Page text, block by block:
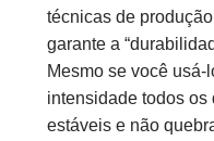
técnicas de
garante a
Mesmo se você
intensidade todos os
estáveis ​​e não